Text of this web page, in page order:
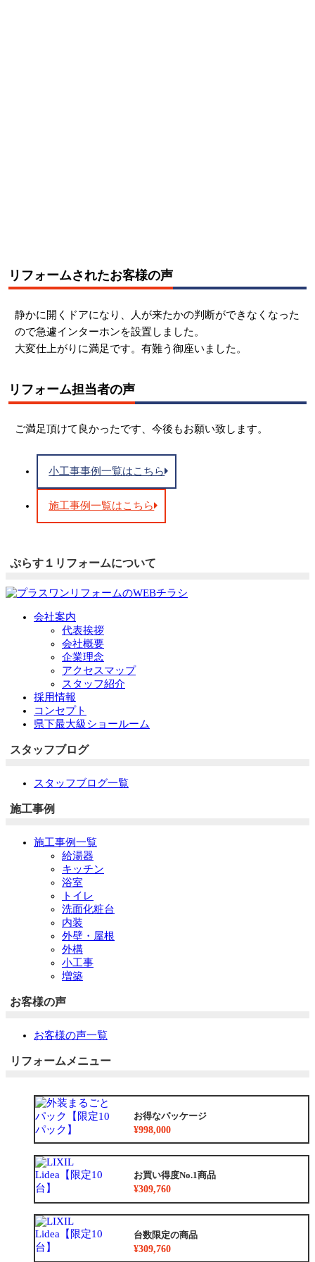
リフォームされたお客様の声
静かに開くドアになり、人が来たかの判断ができなくなった
ので急遽インターホンを設置しました。
大変仕上がりに満足です。有難う御座いました。
リフォーム担当者の声
ご満足頂けて良かったです、今後もお願い致します。
小工事事例一覧はこちら
施工事例一覧はこちら
ぷらす１リフォームについて
会社案内
代表挨拶
会社概要
企業理念
アクセスマップ
スタッフ紹介
採用情報
コンセプト
県下最大級ショールーム
スタッフブログ
スタッフブログ一覧
施工事例
施工事例一覧
給湯器
キッチン
浴室
トイレ
洗面化粧台
内装
外壁・屋根
外構
小工事
増築
お客様の声
お客様の声一覧
リフォームメニュー
お得なパッケージ
¥998,000
お買い得度No.1商品
¥309,760
台数限定の商品
¥309,760